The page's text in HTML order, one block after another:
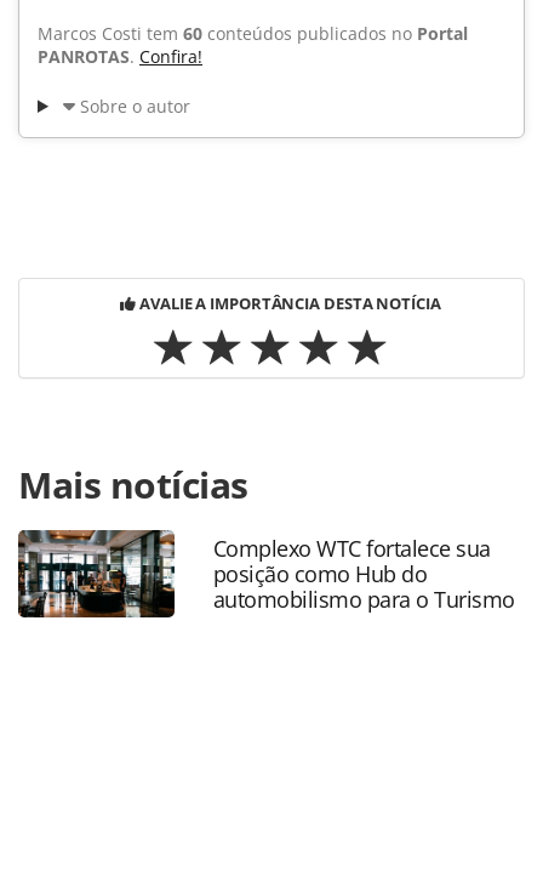
Marcos Costi tem 60 conteúdos publicados no Portal
PANROTAS. Confira!
Sobre o autor
AVALIE A IMPORTÂNCIA DESTA NOTÍCIA
https://www.panrotas.com.br/noticia-
turismo/politica/2010/01/portaria-definira-atribuicao-do-
grupo-de-turismo-ferroviario_54600.html ou as
ferramentas oferecidas na página. Todo o conteúdo
produzido pela PANROTAS Editora é protegido pela
legislação brasileira sobre direito autoral. Não reproduza o
Mais notícias
Complexo WTC fortalece sua
posição como Hub do
automobilismo para o Turismo